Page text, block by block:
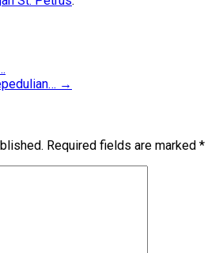
→
Required fields are marked *